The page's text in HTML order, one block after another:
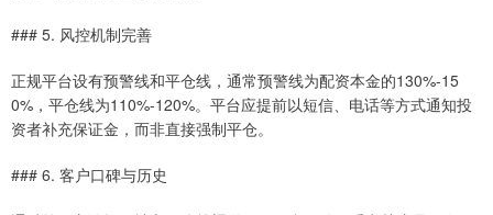
### 5. 风控机制完善
正规平台设有预警线和平仓线，通常预警线为配资本金的130%-15
0%，平仓线为110%-120%。平台应提前以短信、电话等方式通知投
资者补充保证金，而非直接强制平仓。
### 6. 客户口碑与历史